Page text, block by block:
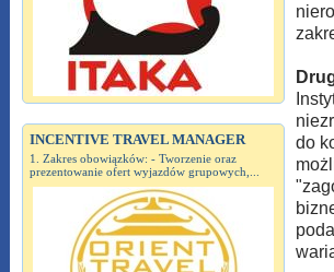
INCENTIVE TRAVEL MANAGER
1. Zakres obowiązków: - Tworzenie oraz
prezentowanie ofert wyjazdów grupowych,...
do